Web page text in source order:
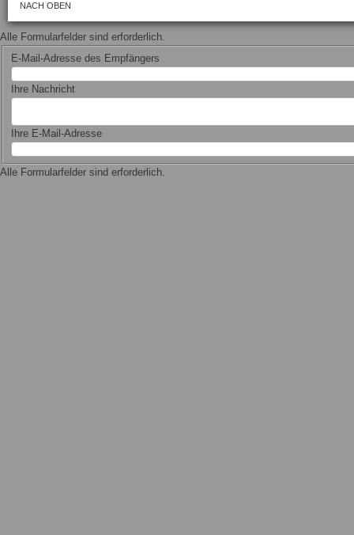
NACH OBEN
Alle Formularfelder sind erforderlich.
E-Mail-Adresse des Empfängers
Ihre Nachricht
Ihre E-Mail-Adresse
Alle Formularfelder sind erforderlich.